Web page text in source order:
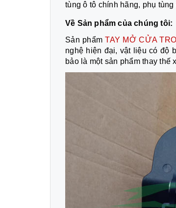
tùng ô tô chính hãng, phụ
Về Sản phẩm của chúng tôi:
Sản phẩm TAY MỞ CỬA
nghệ hiện đại, vật liệu có độ
bảo là một sản phẩm thay thế